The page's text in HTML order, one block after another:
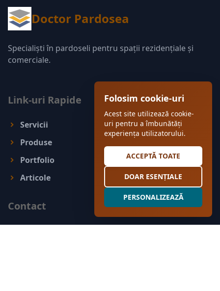
Doctor Pardosea
Specialiști în pardoseli pentru spații rezidențiale și
comerciale.
Link-uri Rapide
Servicii
Produse
Portfolio
Articole
Contact
Folosim cookie-uri
Acest site utilizează cookie-
uri pentru a îmbunătăți
experiența utilizatorului.
ACCEPTĂ TOATE
DOAR ESENȚIALE
PERSONALIZEAZĂ